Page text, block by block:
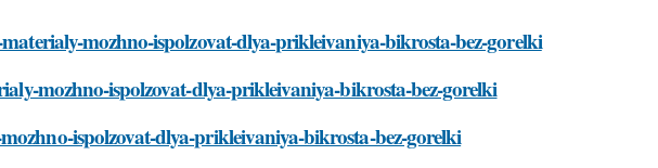
mozhno-ispolzovat-dlya-prikleivaniya-bikrosta-bez-gorelki
mozhno-ispolzovat-dlya-prikleivaniya-bikrosta-bez-gorelki
ispolzovat-dlya-prikleivaniya-bikrosta-bez-gorelki